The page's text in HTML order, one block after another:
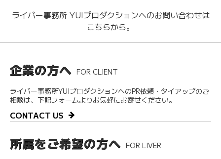
ライバー事務所 YUIプロダクションへのお問い合わせは
こちらから。
企業の方へ FOR CLIENT
ライバー事務所YUIプロダクションへのPR依頼・タイアップのご
相談は、下記フォームよりお気軽にお寄せください。
CONTACT US
所属をご希望の方へ FOR LIVER